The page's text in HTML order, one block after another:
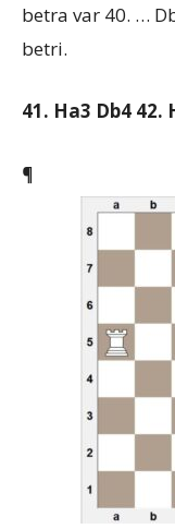
betra var 40. …
betri.
41. Ha3 Db4 42.
¶